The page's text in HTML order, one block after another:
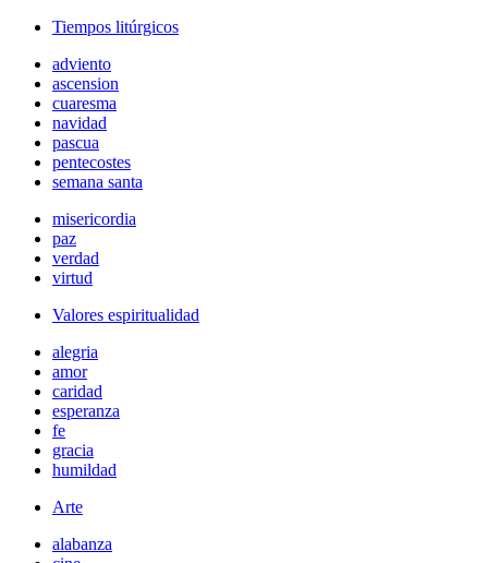
Tiempos litúrgicos
adviento
ascension
cuaresma
navidad
pascua
pentecostes
semana santa
misericordia
paz
verdad
virtud
Valores espiritualidad
alegria
amor
caridad
esperanza
fe
gracia
humildad
Arte
alabanza